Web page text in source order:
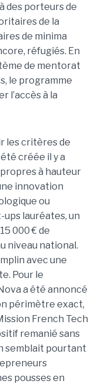
des porteurs de
de la
de minima
réfugiés. En
de mentorat
le programme
l’accès à la
les critères de
créée il y a
à hauteur
innovation
ou
lauréates, un
000 € de
niveau national.
avec une
Pour le
a été annoncé
périmètre exact,
French Tech
remanié sans
semblait pourtant
pousses en